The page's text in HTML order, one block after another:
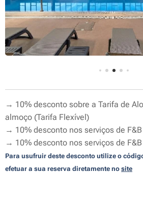
→ 10% desconto sobre a Tarifa de
almoço (Tarifa Flexível)
→ 10% desconto nos serviços de
→ 10% desconto nos serviços de
Para usufruir deste desconto utilize o
efetuar a sua reserva diretamente no site